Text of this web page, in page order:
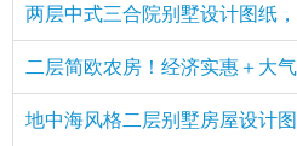
二层简欧农房！经济实惠＋大
地中海风格二层别墅房屋设计